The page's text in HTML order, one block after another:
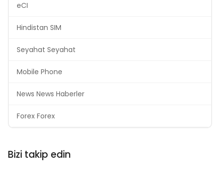
eCI
Hindistan SIM
Seyahat Seyahat
Mobile Phone
News News Haberler
Forex Forex
Bizi takip edin